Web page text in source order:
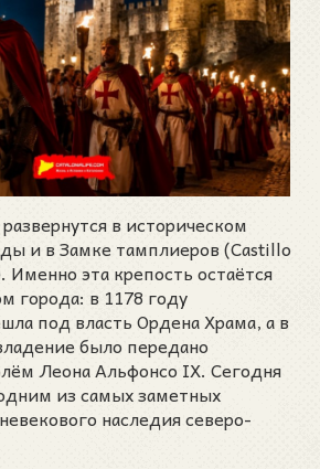
в историческом
и в Замке тамплиеров (Castillo
Именно эта крепость остаётся
города: в 1178 году
под власть Ордена Храма, а в
было передано
Леона Альфонсо IX. Сегодня
из самых заметных
наследия северо-